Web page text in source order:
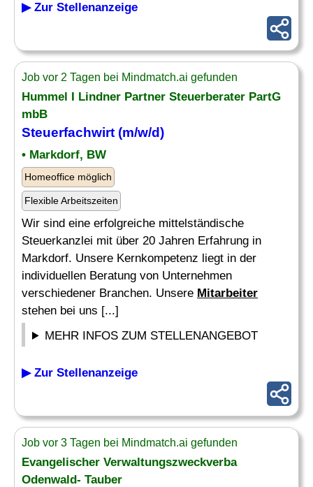
▶ Zur Stellenanzeige
Job vor 2 Tagen bei Mindmatch.ai gefunden
Hummel I Lindner Partner Steuerberater PartG
mbB
Steuerfachwirt (m/w/d)
• Markdorf, BW
Homeoffice möglich
Flexible Arbeitszeiten
Wir sind eine erfolgreiche mittelständische
Steuerkanzlei mit über 20 Jahren Erfahrung in
Markdorf. Unsere Kernkompetenz liegt in der
individuellen Beratung von Unternehmen
verschiedener Branchen. Unsere Mitarbeiter
stehen bei uns [...]
MEHR INFOS ZUM STELLENANGEBOT
▶ Zur Stellenanzeige
Job vor 3 Tagen bei Mindmatch.ai gefunden
Evangelischer Verwaltungszweckverba
Odenwald- Tauber